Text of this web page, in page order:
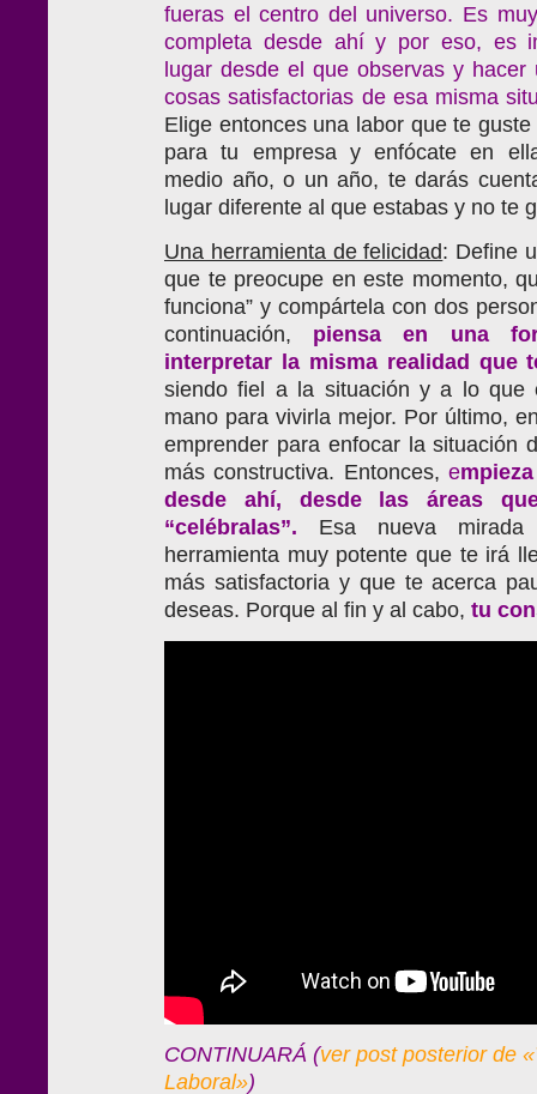
fueras el centro del universo. Es
completa desde ahí y por eso, es
lugar desde el que observas y
cosas satisfactorias de esa misma
Elige entonces una labor que te
para tu empresa y enfócate en
medio año, o un año, te darás
lugar diferente al que estabas y no te
Una herramienta de felicidad: Define
que te preocupe en este momento,
funciona” y compártela con dos
continuación, piensa en una
interpretar la misma realidad que
siendo fiel a la situación y a lo que
mano para vivirla mejor. Por último,
emprender para enfocar la situación
más constructiva. Entonces, e
desde ahí, desde las áreas
“celébralas”. Esa nueva
herramienta muy potente que te irá
más satisfactoria y que te acerca
deseas. Porque al fin y al cabo, tu
CONTINUARÁ (ver post posterior de
Laboral»)